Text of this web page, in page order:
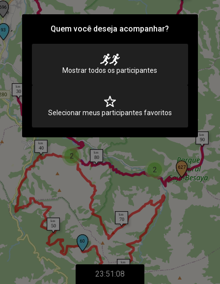
Quem você deseja acompanhar?
Mostrar todos os participantes
Selecionar meus participantes favoritos
2
2
23:51:08